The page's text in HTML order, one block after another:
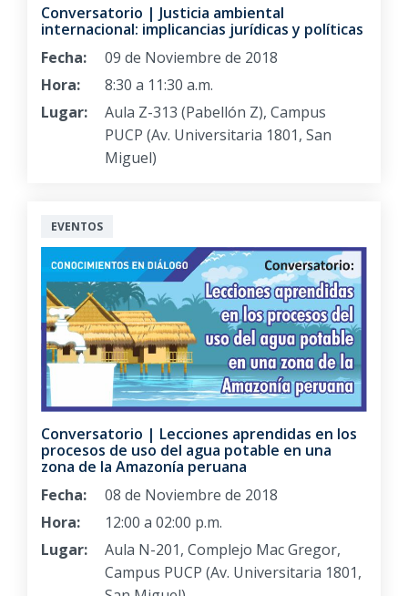
Conversatorio | Justicia ambiental
internacional: implicancias jurídicas y políticas
Fecha:
09 de Noviembre de 2018
Hora:
8:30 a 11:30 a.m.
Lugar:
Aula Z-313 (Pabellón Z), Campus
PUCP (Av. Universitaria 1801, San
Miguel)
EVENTOS
Conversatorio | Lecciones aprendidas en los
procesos de uso del agua potable en una
zona de la Amazonía peruana
Fecha:
08 de Noviembre de 2018
Hora:
12:00 a 02:00 p.m.
Lugar:
Aula N-201, Complejo Mac Gregor,
Campus PUCP (Av. Universitaria 1801,